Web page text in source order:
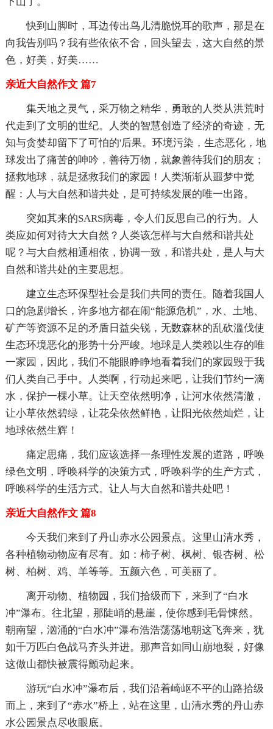
快到山脚时，耳边传出鸟儿清脆悦耳的歌声，那是在
向我告别吗？我有些依依不舍，回头望去，这大自然的景
色，好美，好美……
亲近大自然作文 篇7
集天地之灵气，采万物之精华，勇敢的人类从洪荒时
代走到了文明的世纪。人类的智慧创造了经济的奇迹，无
知与贪婪却留下了可怕的'后果。环境污染，生态恶化，地
球发出了痛苦的呻吟，善待万物，就象善待我们的朋友；
拯救地球，就是拯救我们的家园！人类渐渐从噩梦中觉
醒：人与大自然和谐共处，是可持续发展的唯一出路。
突如其来的SARS病毒，令人们反思自己的行为。人
类应如何对待大大自然？人类该怎样与大自然和谐共处
呢？与大自然相通相依，协调一致，和谐共处，是人与大
自然和谐共处的主要思想。
建立生态环保型社会是我们共同的责任。随着我国人
口的急剧增长，许多地方都在闹“能源危机”，水、土地、
矿产等资源不足的矛盾日益尖锐，无数森林的乱砍滥伐使
生态环境恶化的形势十分严峻。地球是人类赖以生存的唯
一家园，因此，我们不能眼睁睁地看着我们的家园毁于我
们人类自己手中。人类啊，行动起来吧，让我们节约一滴
水，保护一棵小草。让天空依然明净，让河水依然清澈，
让小草依然碧绿，让花朵依然鲜艳，让阳光依然灿烂，让
地球依然生辉！
痛定思痛，我们应该选择一条理性发展的道路，呼唤
绿色文明，呼唤科学的决策方式，呼唤科学的生产方式，
呼唤科学的生活方式。让人与大自然和谐共处吧！
亲近大自然作文 篇8
今天我们来到了丹山赤水公园景点。这里山清水秀，
各种植物动物应有尽有。如：柿子树、枫树、银杏树、松
树、柏树、鸡、羊等等。五颜六色，可美丽了。
离开动物、植物园，我们拾级而下，来到了“白水
冲”瀑布。往北望，那陡峭的悬崖，使你感到毛骨悚然。
朝南望，汹涌的“白水冲”瀑布浩浩荡荡地朝这飞奔来，犹
如千万匹白色战马齐头并进。那声音如同山崩地裂，好像
这做山都快被震得颤动起来。
游玩“白水冲”瀑布后，我们沿着崎岖不平的山路拾级
而上，来到了“赤水”桥上，站在这里，山清水秀的丹山赤
水公园景点尽收眼底。